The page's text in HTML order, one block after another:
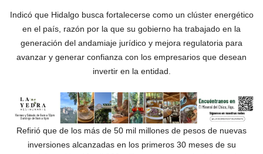
Indicó que Hidalgo busca fortalecerse como un clúster energético
en el país, razón por la que su gobierno ha trabajado en la
generación del andamiaje jurídico y mejora regulatoria para
avanzar y generar confianza con los empresarios que desean
invertir en la entidad.
Refirió que de los más de 50 mil millones de pesos de nuevas
inversiones alcanzadas en los primeros 30 meses de su